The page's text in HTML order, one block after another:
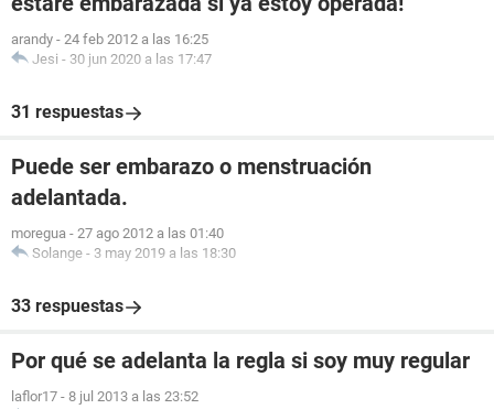
arandy - 24 feb 2012 a las 16:25
Jesi - 30 jun 2020 a las 17:47
31 respuestas
Puede ser embarazo o menstruación
adelantada.
moregua - 27 ago 2012 a las 01:40
Solange - 3 may 2019 a las 18:30
33 respuestas
Por qué se adelanta la regla si soy muy regular
laflor17 - 8 jul 2013 a las 23:52